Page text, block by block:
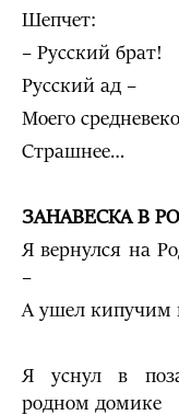
Шепчет:
– Русский брат!
Русский ад –
Моего
Страшнее…
ЗАНАВЕСКА В
Я вернулся на
–
А ушел кипучим
Я уснул в
родном домике